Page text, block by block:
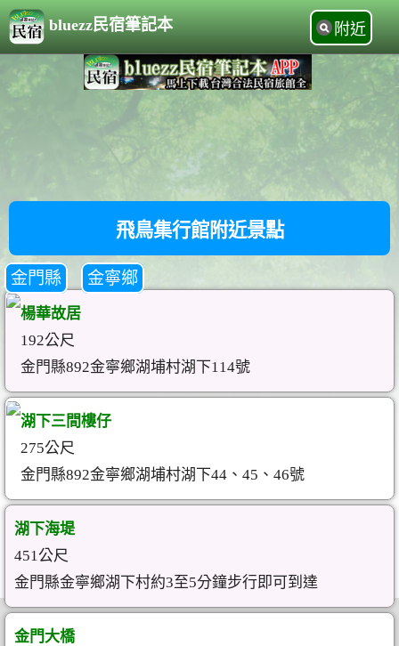
bluezz民宿筆記本 附近
飛鳥集行館附近景點
金門縣 金寧鄉
楊華故居
192公尺
金門縣892金寧鄉湖埔村湖下114號
湖下三間樓仔
275公尺
金門縣892金寧鄉湖埔村湖下44、45、46號
湖下海堤
451公尺
金門縣金寧鄉湖下村約3至5分鐘步行即可到達
金門大橋